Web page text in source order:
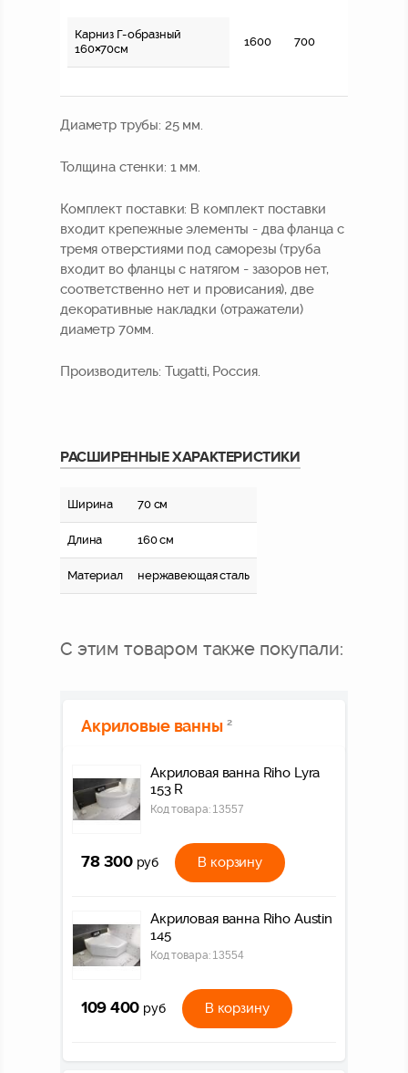
Карниз Г-образный
160×70см
1600 700
Диаметр трубы: 25 мм.
Толщина стенки: 1 мм.
Комплект поставки: В комплект поставки
входит крепежные элементы - два фланца с
тремя отверстиями под саморезы (труба
входит во фланцы с натягом - зазоров нет,
соответственно нет и провисания), две
декоративные накладки (отражатели)
диаметр 70мм.
Производитель: Tugatti, Россия.
РАСШИРЕННЫЕ ХАРАКТЕРИСТИКИ
Ширина 70 см
Длина 160 см
Материал нержавеющая сталь
С этим товаром также покупали:
Акриловые ванны 2
Акриловая ванна Riho Lyra
153 R
Код товара: 13557
78 300 руб В корзину
Акриловая ванна Riho Austin
145
Код товара: 13554
109 400 руб В корзину